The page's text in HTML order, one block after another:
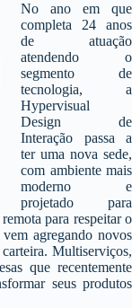
No ano em que
completa 24 anos
de atuação
atendendo o
segmento de
tecnologia, a
Hypervisual
Design de
Interação passa a
ter uma nova sede,
com ambiente mais
moderno e
projetado para
para respeitar o
agregando novos
Multiserviços,
que recentemente
seus produtos